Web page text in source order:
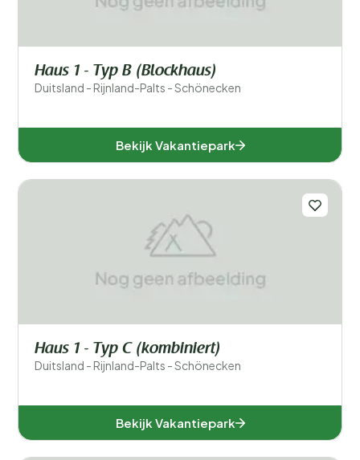
Haus 1 - Typ B (Blockhaus)
Duitsland - Rijnland-Palts - Schönecken
Bekijk Vakantiepark
Haus 1 - Typ C (kombiniert)
Duitsland - Rijnland-Palts - Schönecken
Bekijk Vakantiepark